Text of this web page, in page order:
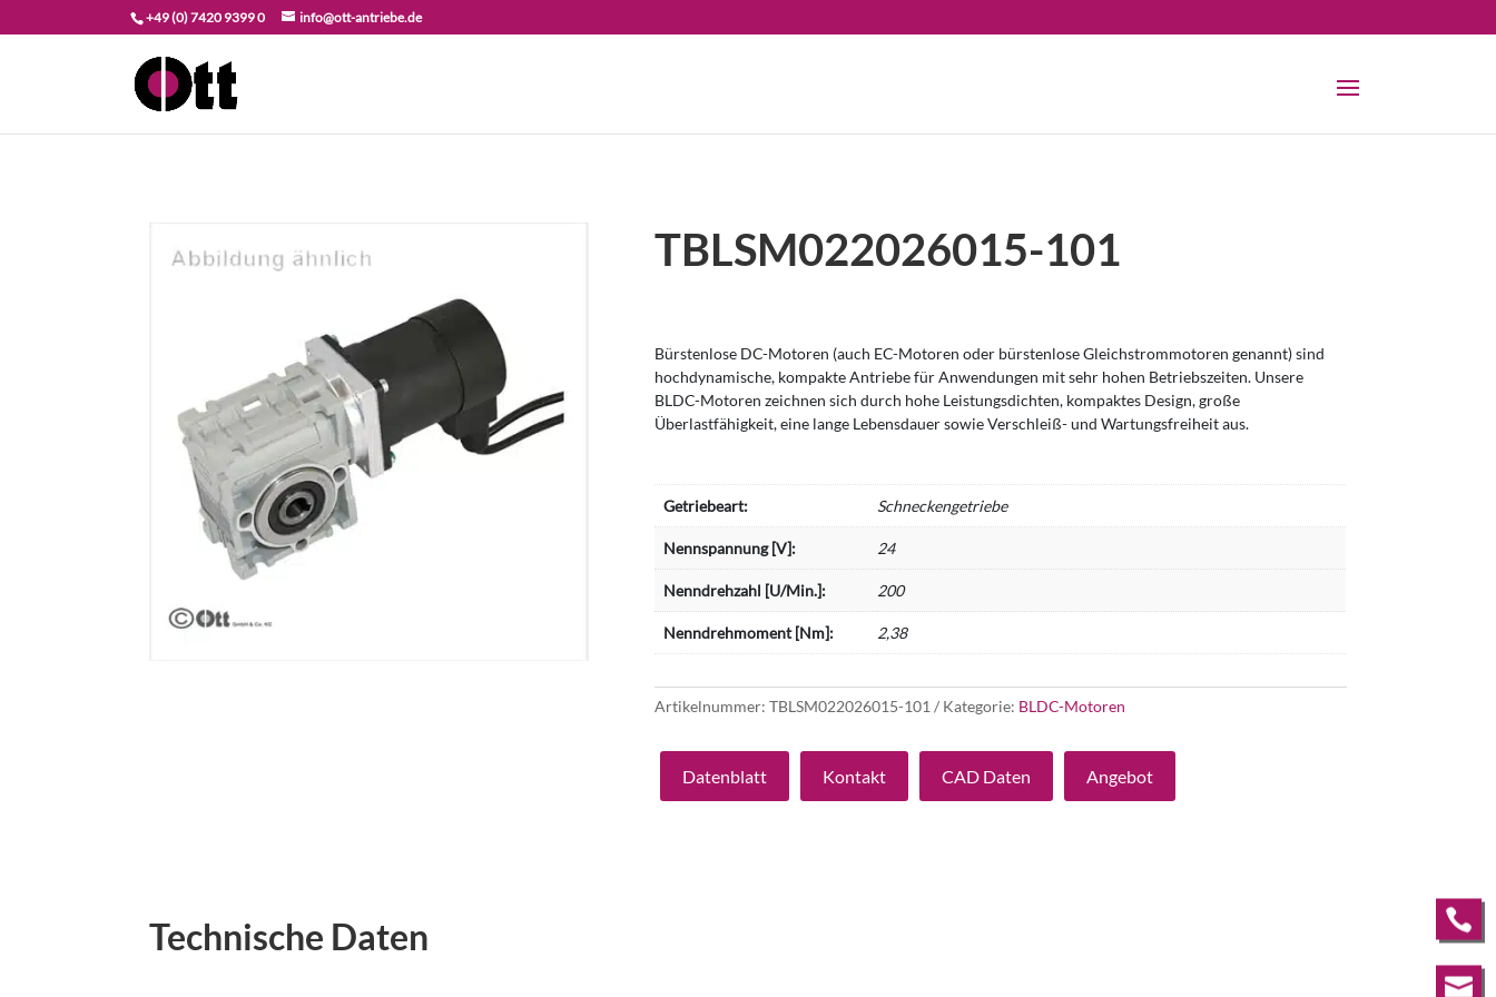
+49 (0) 7420 9399 0 info@ott-antriebe.de
TBLSM022026015-101
Bürstenlose DC-Motoren (auch EC-Motoren oder bürstenlose Gleichstrommotoren genannt) sind
hochdynamische, kompakte Antriebe für Anwendungen mit sehr hohen Betriebszeiten. Unsere
BLDC-Motoren zeichnen sich durch hohe Leistungsdichten, kompaktes Design, große
Überlastfähigkeit, eine lange Lebensdauer sowie Verschleiß- und Wartungsfreiheit aus.
Getriebeart: Schneckengetriebe
Nennspannung [V]: 24
Nenndrehzahl [U/Min.]: 200
Nenndrehmoment [Nm]: 2,38
Artikelnummer:TBLSM022026015-101 Kategorie: BLDC-Motoren
Datenblatt Kontakt CAD Daten Angebot
Technische Daten 
